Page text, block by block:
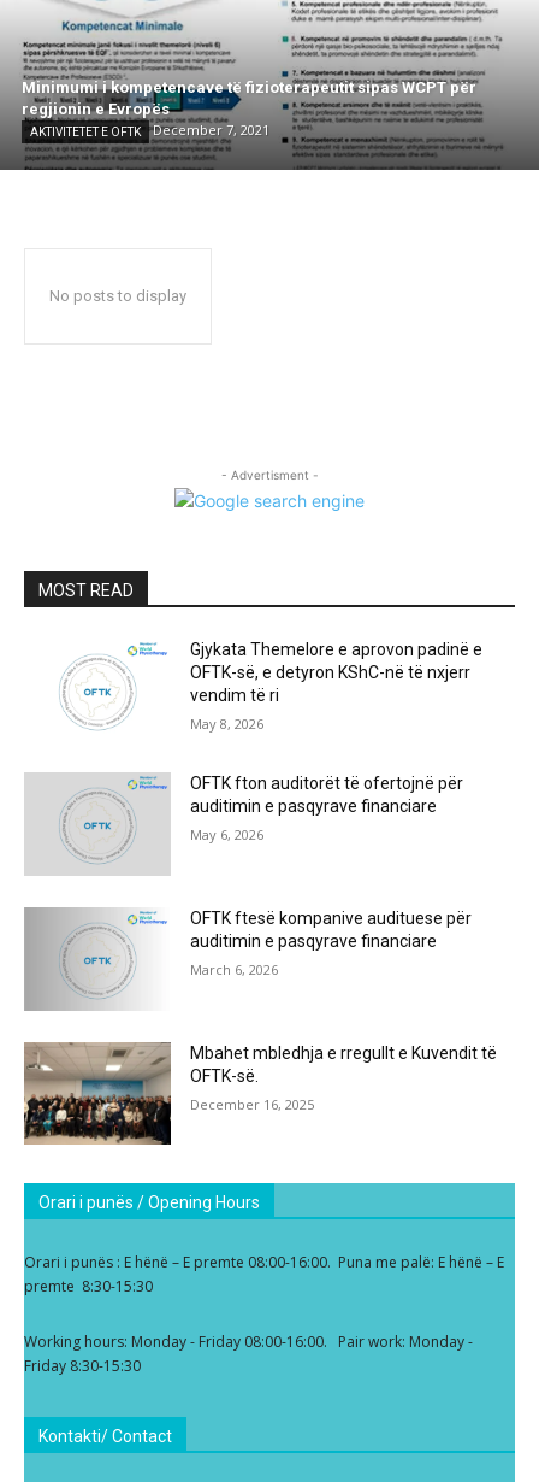
Minimumi i kompetencave të fizioterapeutit sipas WCPT për
regjionin e Evropës
AKTIVITETET E OFTK December 7, 2021
No posts to display
- Advertisment -
MOST READ
Gjykata Themelore e aprovon padinë e
OFTK-së, e detyron KShC-në të nxjerr
vendim të ri
May 8, 2026
OFTK fton auditorët të ofertojnë për
auditimin e pasqyrave financiare
May 6, 2026
OFTK ftesë kompanive audituese për
auditimin e pasqyrave financiare
March 6, 2026
Mbahet mbledhja e rregullt e Kuvendit të
OFTK-së.
December 16, 2025
Orari i punës / Opening Hours
Orari i punës : E hënë – E premte 08:00-16:00. Puna me palë: E hënë – E
premte 8:30-15:30
Working hours: Monday - Friday 08:00-16:00. Pair work: Monday -
Friday 8:30-15:30
Kontakti/ Contact